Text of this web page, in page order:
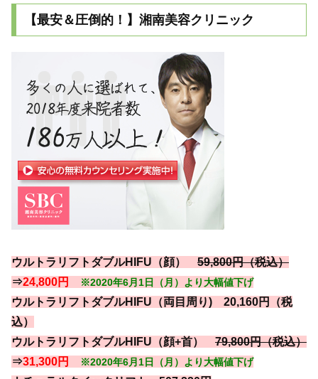
【最安＆圧倒的！】湘南美容クリニック
ウルトラリフトダブルHIFU（顔） 59,800円（税込）
⇒24,800円 ※2020年6月1日（月）より大幅値下げ
ウルトラリフトダブルHIFU（両目周り) 20,160円（税
込）
ウルトラリフトダブルHIFU（顔+首） 79,800円（税込）
⇒31,300円 ※2020年6月1日（月）より大幅値下げ